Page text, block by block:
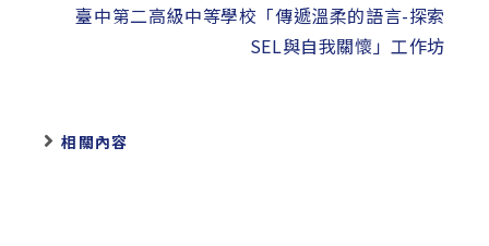
臺中第二高級中等學校「傳遞溫柔的語言-探索
SEL與自我關懷」工作坊
相關內容